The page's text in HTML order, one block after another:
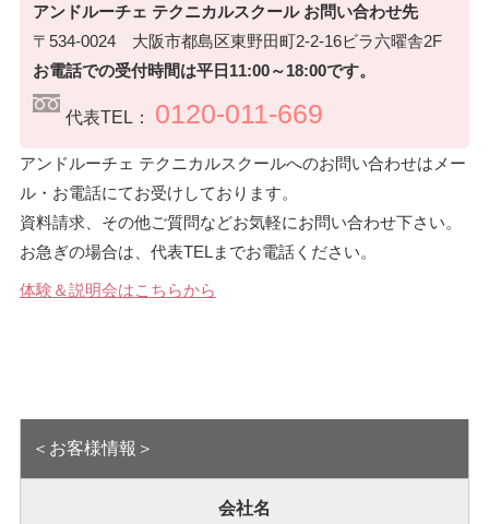
アンドルーチェ テクニカルスクール お問い合わせ先
〒534-0024 大阪市都島区東野田町2-2-16ビラ六曜舎2F
お電話での受付時間は平日11:00～18:00です。
代表TEL： 0120-011-669
アンドルーチェ テクニカルスクールへのお問い合わせはメー
ル・お電話にてお受けしております。
資料請求、その他ご質問などお気軽にお問い合わせ下さい。
お急ぎの場合は、代表TELまでお電話ください。
体験＆説明会はこちらから
＜お客様情報＞
会社名